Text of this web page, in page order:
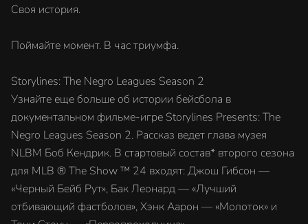
Своя история.
Поймайте момент. В час триумфа.
Storylines: The Negro Leagues Season 2
Узнайте еще больше об истории бейсбола в
документальном фильме-игре Storylines Presents: The
Negro Leagues Season 2. Рассказ ведет глава музея
NLBM Боб Кендрик. В стартовый состав* второго сезона
для MLB ® The Show ™ 24 входят: Джош Гибсон —
«Черный Бейб Рут», Бак Леонард — «Лучший
отбивающий фастболов», Хэнк Аарон — «Молоток» и